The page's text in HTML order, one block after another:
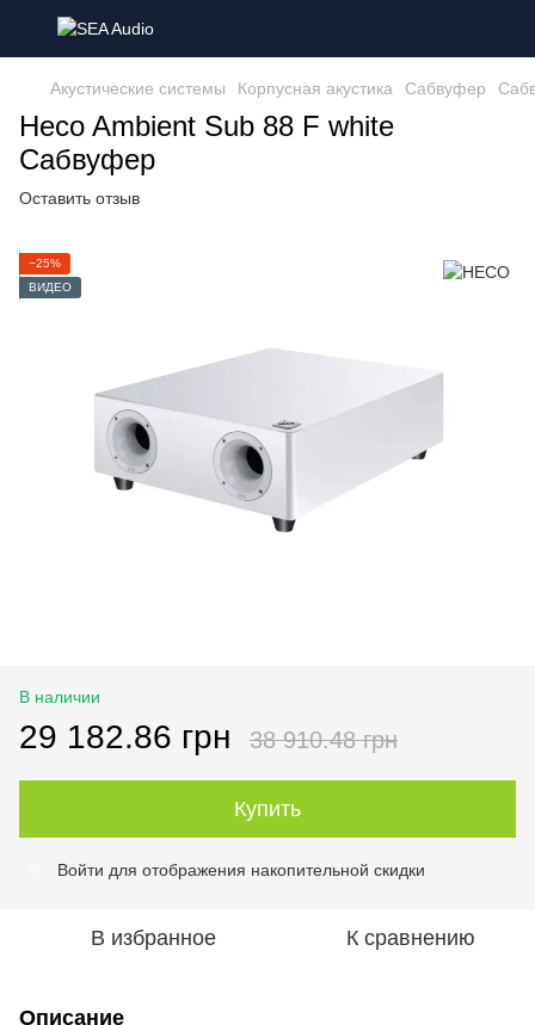
Акустические системы Корпусная акустика Сабвуфер
Heco Ambient Sub 88 F white
Сабвуфер
Оставить отзыв
−25%
ВИДЕО
В наличии
29 182.86 грн 38 910.48 грн
Купить
Войти для отображения накопительной скидки
В избранное К сравнению
Описание